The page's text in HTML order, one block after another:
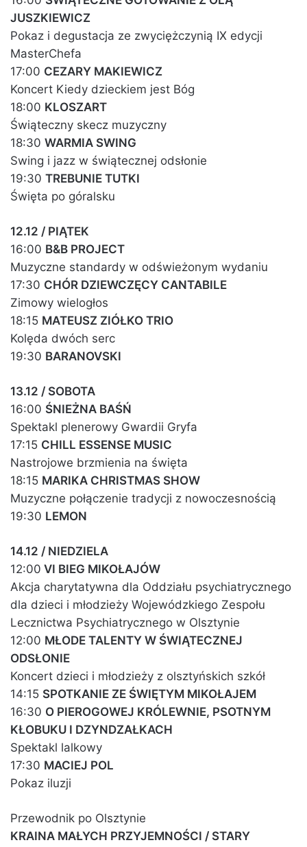
JUSZKIEWICZ
Pokaz i degustacja ze zwyciężczynią IX edycji
MasterChefa
17:00 CEZARY MAKIEWICZ
Koncert Kiedy dzieckiem jest Bóg
18:00 KLOSZART
Świąteczny skecz muzyczny
18:30 WARMIA SWING
Swing i jazz w świątecznej odsłonie
19:30 TREBUNIE TUTKI
Święta po góralsku
12.12 / PIĄTEK
16:00 B&B PROJECT
Muzyczne standardy w odświeżonym wydaniu
17:30 CHÓR DZIEWCZĘCY CANTABILE
Zimowy wielogłos
18:15 MATEUSZ ZIÓŁKO TRIO
Kolęda dwóch serc
19:30 BARANOVSKI
13.12 / SOBOTA
16:00 ŚNIEŻNA BAŚŃ
Spektakl plenerowy Gwardii Gryfa
17:15 CHILL ESSENSE MUSIC
Nastrojowe brzmienia na święta
18:15 MARIKA CHRISTMAS SHOW
Muzyczne połączenie tradycji z nowoczesnością
19:30 LEMON
14.12 / NIEDZIELA
12:00 VI BIEG MIKOŁAJÓW
Akcja charytatywna dla Oddziału psychiatrycznego
dla dzieci i młodzieży Wojewódzkiego Zespołu
Lecznictwa Psychiatrycznego w Olsztynie
12:00 MŁODE TALENTY W ŚWIĄTECZNEJ
ODSŁONIE
Koncert dzieci i młodzieży z olsztyńskich szkół
14:15 SPOTKANIE ZE ŚWIĘTYM MIKOŁAJEM
16:30 O PIEROGOWEJ KRÓLEWNIE, PSOTNYM
KŁOBUKU I DZYNDZAŁKACH
Spektakl lalkowy
17:30 MACIEJ POL
Pokaz iluzji
Przewodnik po Olsztynie
KRAINA MAŁYCH PRZYJEMNOŚCI / STARY